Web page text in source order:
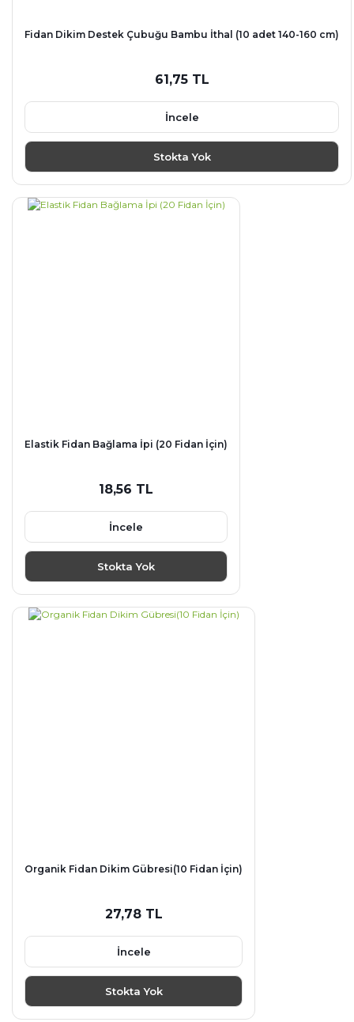
Fidan Dikim Destek Çubuğu Bambu İthal (10 adet 140-160 cm)
61,75 TL
İncele
Stokta Yok
Elastik Fidan Bağlama İpi (20 Fidan İçin)
18,56 TL
İncele
Stokta Yok
Organik Fidan Dikim Gübresi(10 Fidan İçin)
27,78 TL
İncele
Stokta Yok